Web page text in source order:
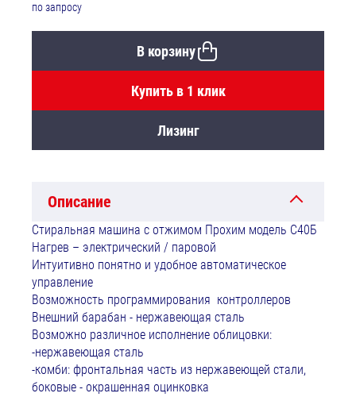
по запросу
В корзину
Купить в 1 клик
Лизинг
Описание
Стиральная машина с отжимом Прохим модель С40Б
Нагрев – электрический / паровой
Интуитивно понятно и удобное автоматическое
управление
Возможность программирования контроллеров
Внешний барабан - нержавеющая сталь
Возможно различное исполнение облицовки:
-нержавеющая сталь
-комби: фронтальная часть из нержавеющей стали,
боковые - окрашенная оцинковка